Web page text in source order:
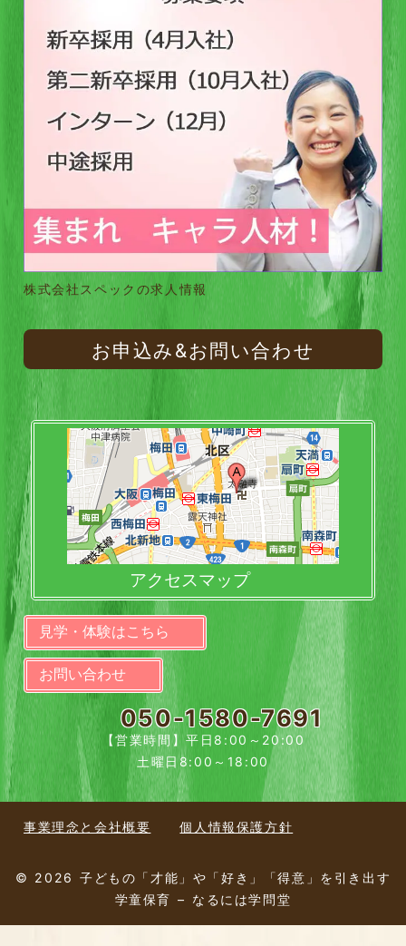
株式会社スペックの求人情報
お申込み&お問い合わせ
アクセスマップ
見学・体験はこちら
お問い合わせ
050-1580-7691
【営業時間】平日8:00～20:00
土曜日8:00～18:00
事業理念と会社概要 個人情報保護方針
© 2026 子どもの「才能」や「好き」「得意」を引き出す
学童保育 – なるには学問堂